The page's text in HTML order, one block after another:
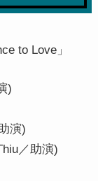
to Love」
)
演)
／助演)